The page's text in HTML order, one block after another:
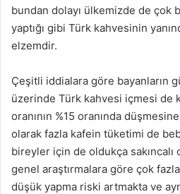
bundan dolayı ülkemizde de çok
yaptığı gibi Türk kahvesinin
elzemdir.
Çeşitli iddialara göre bayanların
üzerinde Türk kahvesi içmesi de
oranının %15 oranında
olarak fazla kafein tüketimi de
bireyler için de oldukça
genel araştırmalara göre çok
düşük yapma riski artmakta ve